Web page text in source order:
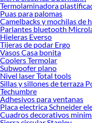
renovación de espacios.
ofrecerte!
Encuentra una amplia variedad
Encuentra todo lo necesario
¡Visítanos y haz tus ideas realidad!
Termolaminadora
Puas para palomas
Camelbacks y mochilas de
Parlantes bluetooth
Hieleras Everso
Tijeras de podar Ergo
Vasos Casa bonita
Coolers Termolar
Subwoofer plano
Nivel laser Total tools
Sillas y sillones de terraza
Techumbre
Adhesivos para ventanas
Placa electrica Schneider
Cuadros decorativos